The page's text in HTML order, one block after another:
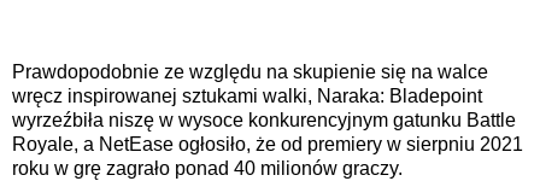
Prawdopodobnie ze względu na skupienie się na walce
wręcz inspirowanej sztukami walki, Naraka: Bladepoint
wyrzeźbiła niszę w wysoce konkurencyjnym gatunku Battle
Royale, a NetEase ogłosiło, że od premiery w sierpniu 2021
roku w grę zagrało ponad 40 milionów graczy.